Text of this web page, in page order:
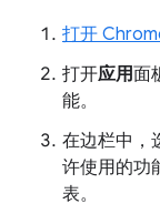
打开
打开应用面
能。
在边栏中，
许使用的功
表。